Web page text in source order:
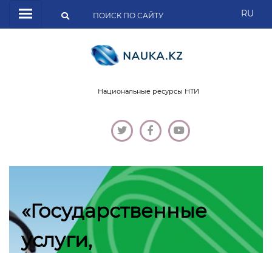
RU
Национальные ресурсы НТИ
«Государственные
услуги,